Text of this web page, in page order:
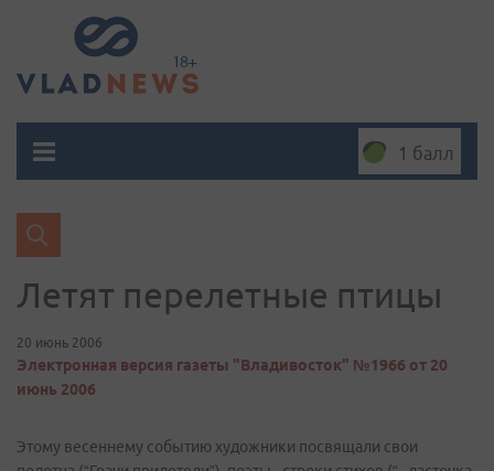
1 балл
Летят перелетные птицы
20 июнь 2006
Электронная версия газеты "Владивосток" №1966 от 20
июнь 2006
Этому весеннему событию художники посвящали свои